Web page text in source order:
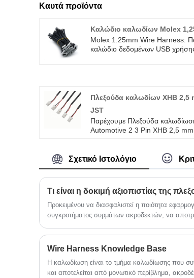
Καυτά προϊόντα
Καλώδιο καλωδίων Molex
Molex 1.25mm Wire Harness:
καλώδιο δεδομένων USB
πάνω από 10 χρόνια,
μεγαλύτερο μέρος της αγοράς
της Ευρώπης και της Αμερικής.
Περιμένουμε να γίνουμε ο
συνεργάτης σας στην Κίνα.
3,0mm, 4,2mm, 5,08mm.
Πλεξούδα καλωδίων XHB 2,5
JST
Παρέχουμε Πλεξούδα
Automotive 2 3 Pin XHB 2,5
καλωδίων και συνδετήρων για
10 χρόνια, καλύπτοντας το
μέρος της αγοράς της Ασίας,
μακροπρόθεσμος συνεργάτης
Κίνα.
Σχετικό Ιστολόγιο
Τι είναι η δοκιμή αξιοπιστίας της
Προκειμένου να διασφαλιστεί η ποιότητα
συγκροτήματος συρμάτων ακροδεκτών, να
δύναμης βύσματος και έλξης, δοκιμή αντοχής,
δοκιμή μηχανικής κρούσης, δοκιμή κρούσης
Wire Harness Knowledge Base
Η καλωδίωση είναι το τμήμα καλωδίωσης που
και αποτελείται από μονωτικό περίβλημα,